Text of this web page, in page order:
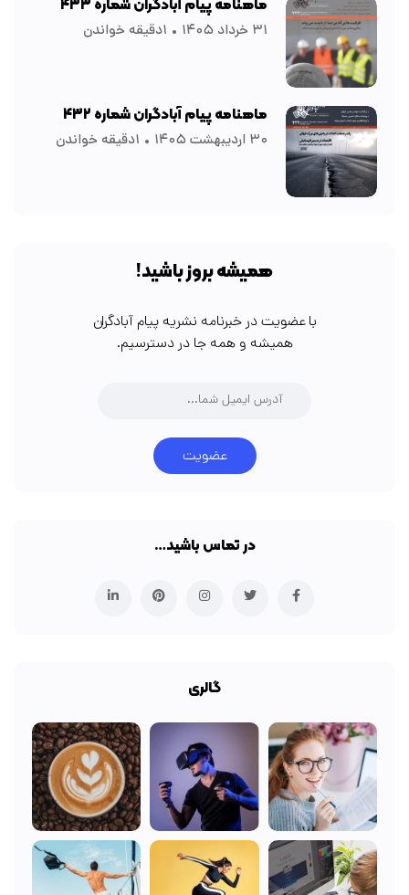
ماهنامه پیام آبادگران شماره ۴۳۳
۳۱ خرداد ۱۴۰۵ ۱دقیقه خواندن
ماهنامه پیام آبادگران شماره ۴۳۲
۳۰ اردیبهشت ۱۴۰۵ ۱دقیقه خواندن
همیشه بروز باشید!
با عضویت در خبرنامه نشریه پیام آبادگران
همیشه و همه جا در دسترسیم.
عضویت
در تماس باشید…
گالری